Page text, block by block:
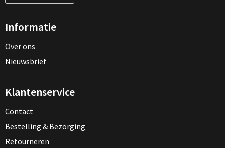
Informatie
Over ons
Nieuwsbrief
Klantenservice
Contact
Bestelling & Bezorging
Retourneren